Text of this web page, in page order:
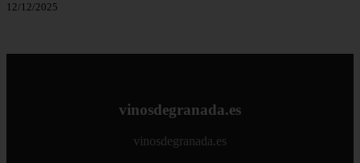
12/12/2025
vinosdegranada.es
vinosdegranada.es